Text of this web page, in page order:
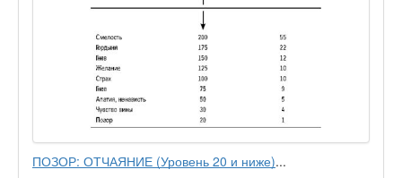
ПОЗОР: ОТЧАЯНИЕ (Уровень 20 и ниже)...